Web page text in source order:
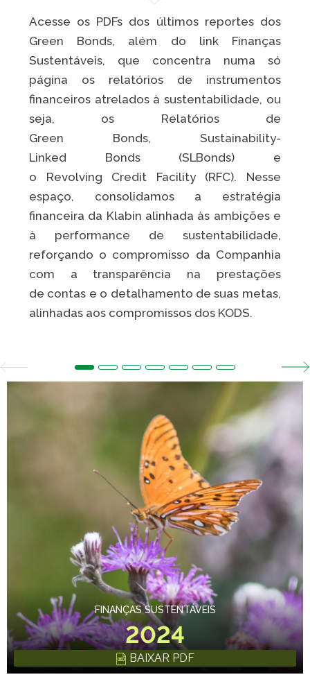
Acesse os PDFs dos últimos reportes dos
Green Bonds, além do link Finanças
Sustentáveis, que concentra numa só
página os relatórios de instrumentos
financeiros atrelados à sustentabilidade, ou
seja, os Relatórios de
Green Bonds, Sustainability-
Linked Bonds (SLBonds) e
o Revolving Credit Facility (RFC). Nesse
espaço, consolidamos a estratégia
financeira da Klabin alinhada às ambições e
à performance de sustentabilidade,
reforçando o compromisso da Companhia
com a transparência na prestações
de contas e o detalhamento de suas metas,
alinhadas aos compromissos dos KODS.​
FINANÇAS SUSTENTÁVEIS
2024
BAIXAR PDF